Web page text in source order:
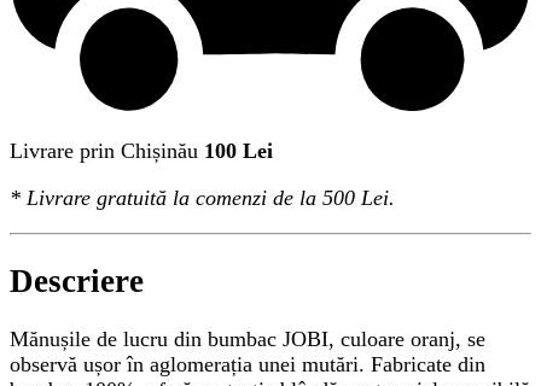
Livrare prin Chișinău 100 Lei
* Livrare gratuită la comenzi de la 500 Lei.
Descriere
Mănușile de lucru din bumbac JOBI, culoare oranj, se
observă ușor în aglomerația unei mutări. Fabricate din